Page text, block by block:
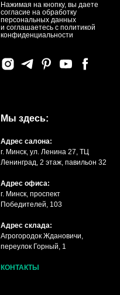
Нажимая на кнопку, вы даете
согласие на обработку
персональных данных
и соглашаетесь c политикой
конфиденциальности
Мы здесь:
Адрес салона:
г. Минск, ул. Ленина 27, ТЦ
Ленинград, 2 этаж, павильон 32
Адрес офиса:
г. Минск, проспект
Победителей, 103
Адрес склада:
Агрогородок Ждановичи,
переулок Горный, 1
КОНТАКТЫ